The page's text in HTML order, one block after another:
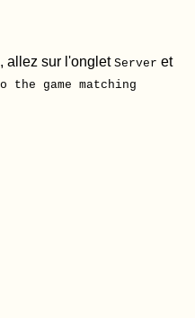
allez sur l'onglet Server et
the game matching